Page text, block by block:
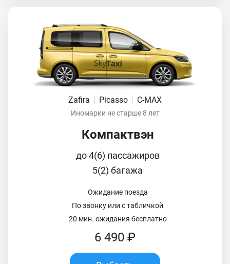
Zafira | Picasso | C-MAX
Иномарки не старше 8 лет
Компактвэн
до 4(6) пассажиров
5(2) багажа
Ожидание поезда
По звонку или с табличкой
20 мин. ожидания бесплатно
6 490 ₽